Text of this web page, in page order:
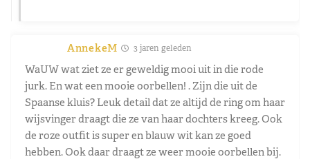
AnnekeM 3 jaren geleden
WaUW wat ziet ze er geweldig mooi uit in die rode
jurk. En wat een mooie oorbellen! . Zijn die uit de
Spaanse kluis? Leuk detail dat ze altijd de ring om haar
wijsvinger draagt die ze van haar dochters kreeg. Ook
de roze outfit is super en blauw wit kan ze goed
hebben. Ook daar draagt ze weer mooie oorbellen bij.